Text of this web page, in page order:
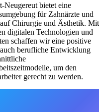
Neugereut bietet eine
für Zahnärzte und
Chirurgie und Ästhetik. Mit
digitalen Technologien und
schaffen wir eine positive
berufliche Entwicklung
um den
gerecht zu werden.